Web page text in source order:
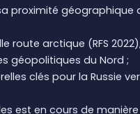
proximité géographique
route arctique (RFS
géopolitiques du Nord ;
clés pour la Russie
est en cours de manière